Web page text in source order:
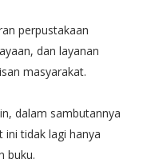
perpustakaan
dan layanan
masyarakat.
dalam sambutannya
ini tidak lagi hanya
buku.